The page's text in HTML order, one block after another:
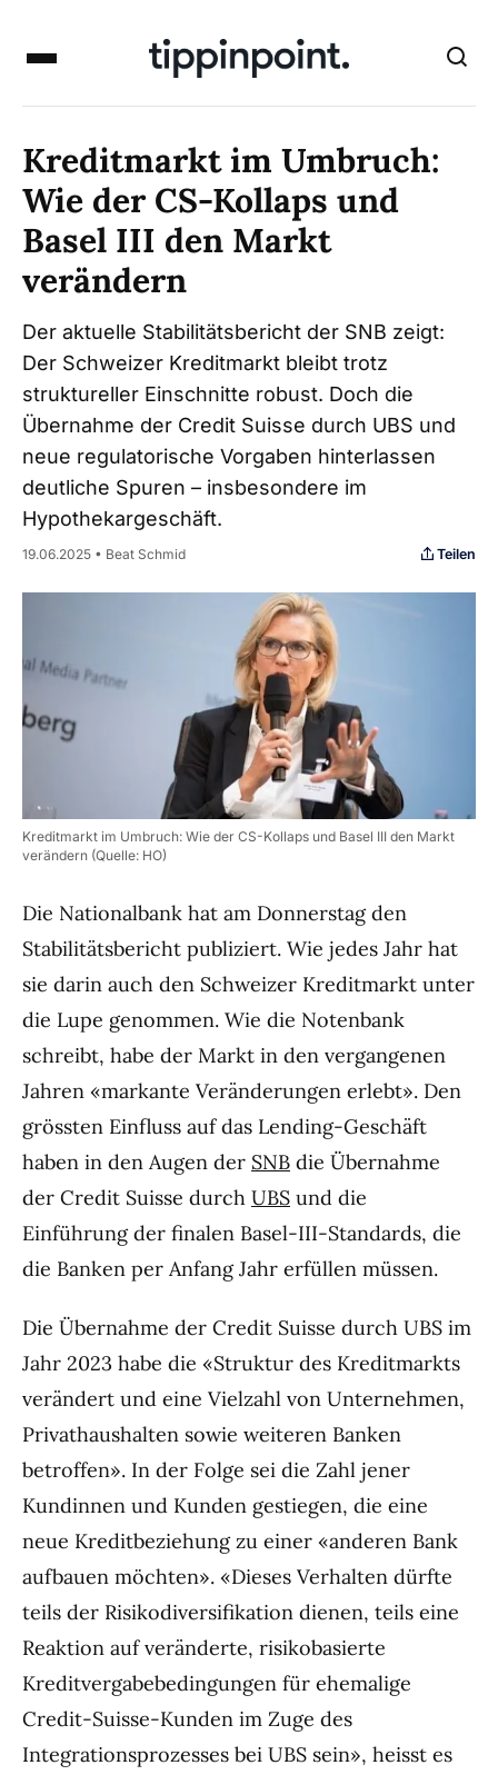
Kreditmarkt im Umbruch:
Wie der CS-Kollaps und
Basel III den Markt
verändern
Der aktuelle Stabilitätsbericht der SNB zeigt:
Der Schweizer Kreditmarkt bleibt trotz
struktureller Einschnitte robust. Doch die
Übernahme der Credit Suisse durch UBS und
neue regulatorische Vorgaben hinterlassen
deutliche Spuren – insbesondere im
Hypothekargeschäft.
19.06.2025 • Beat Schmid Teilen
Kreditmarkt im Umbruch: Wie der CS-Kollaps und Basel III den Markt
verändern (Quelle: HO)
Die Nationalbank hat am Donnerstag den
Stabilitätsbericht publiziert. Wie jedes Jahr hat
sie darin auch den Schweizer Kreditmarkt unter
die Lupe genommen. Wie die Notenbank
schreibt, habe der Markt in den vergangenen
Jahren «markante Veränderungen erlebt». Den
grössten Einfluss auf das Lending-Geschäft
haben in den Augen der SNB die Übernahme
der Credit Suisse durch UBS und die
Einführung der finalen Basel-III-Standards, die
die Banken per Anfang Jahr erfüllen müssen.
Die Übernahme der Credit Suisse durch UBS im
Jahr 2023 habe die «Struktur des Kreditmarkts
verändert und eine Vielzahl von Unternehmen,
Privathaushalten sowie weiteren Banken
betroffen». In der Folge sei die Zahl jener
Kundinnen und Kunden gestiegen, die eine
neue Kreditbeziehung zu einer «anderen Bank
aufbauen möchten». «Dieses Verhalten dürfte
teils der Risikodiversifikation dienen, teils eine
Reaktion auf veränderte, risikobasierte
Kreditvergabebedingungen für ehemalige
Credit-Suisse-Kunden im Zuge des
Integrationsprozesses bei UBS sein», heisst es